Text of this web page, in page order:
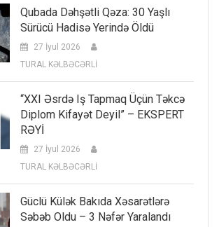
Qubada Dəhşətli Qəza: 30 Yaşlı
Sürücü Hadisə Yerində Öldü
27 İyul 2026
TURAL KƏLBƏCƏRLİ
“XXI Əsrdə Iş Tapmaq Üçün Təkcə
Diplom Kifayət Deyil” – EKSPERT
RƏYİ
27 İyul 2026
TURAL KƏLBƏCƏRLİ
Güclü Külək Bakıda Xəsarətlərə
Səbəb Oldu – 3 Nəfər Yaralandı